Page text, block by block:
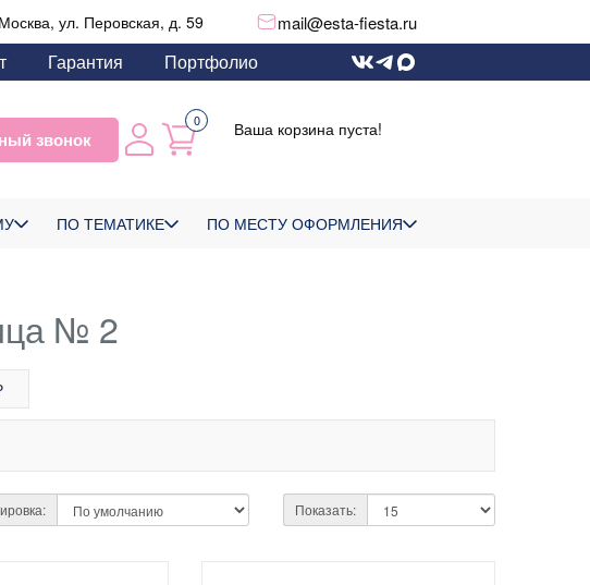
ул. Перовская, д. 59 mail@esta-fiesta.ru
Гарантия Портфолио
звонок
0 Ваша корзина пуста!
ПО ТЕМАТИКЕ ПО МЕСТУ ОФОРМЛЕНИЯ
№ 2
Показать: